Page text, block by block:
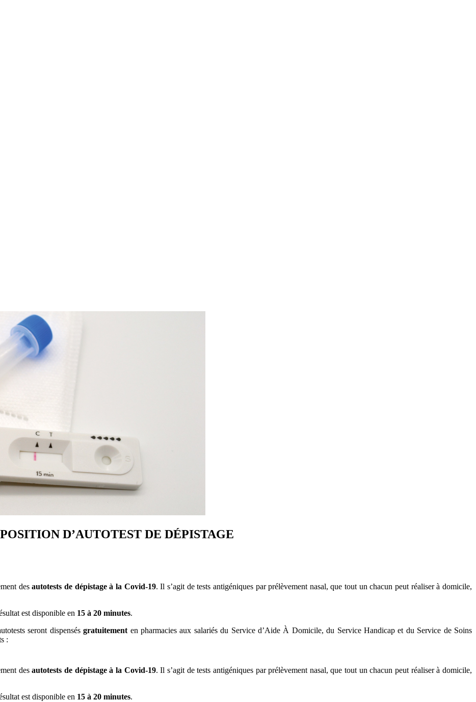
D’AUTOTEST DE DÉPISTAGE
desautotests de dépistage à la Covid-19. Il s’agit de tests antigéniques par prélèvement nasal, que tout un chacun peut réaliser à domicile,
est disponible en 15 à 20 minutes.
seront dispensésgratuitement en pharmacies aux salariés du Service d’Aide À Domicile, du Service Handicap et du Service de Soins
:
desautotests de dépistage à la Covid-19. Il s’agit de tests antigéniques par prélèvement nasal, que tout un chacun peut réaliser à domicile,
est disponible en 15 à 20 minutes.